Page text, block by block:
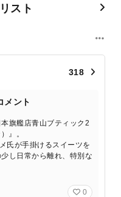
スト
318
メント
旗艦店青山ブティック2
』。
氏が手掛けるスイーツを
し日常から離れ、特別な
0